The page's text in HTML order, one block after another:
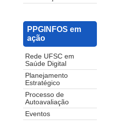
PPGINFOS em
ação
Rede UFSC em
Saúde Digital
Planejamento
Estratégico
Processo de
Autoavaliação
Eventos